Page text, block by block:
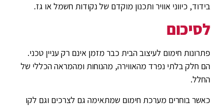
בידוד, כיווני אוויר ותכנון מוקדם של נקודות חשמל או גז.
לסיכום
פתרונות חימום לעיצוב הבית כבר מזמן אינם רק עניין טכני.
הם חלק בלתי נפרד מהאווירה, מהנוחות ומהמראה הכללי של
החלל.
כאשר בוחרים מערכת חימום שמתאימה גם לצרכים וגם לקו